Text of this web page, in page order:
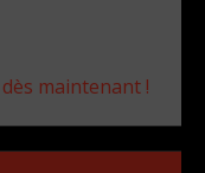
maintenant !